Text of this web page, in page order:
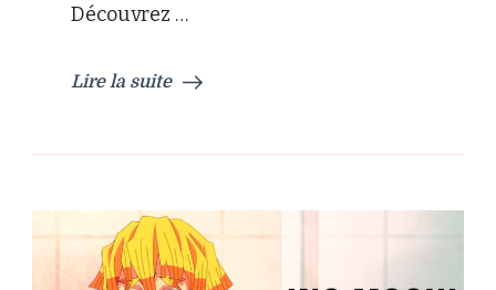
Découvrez …
Lire la suite